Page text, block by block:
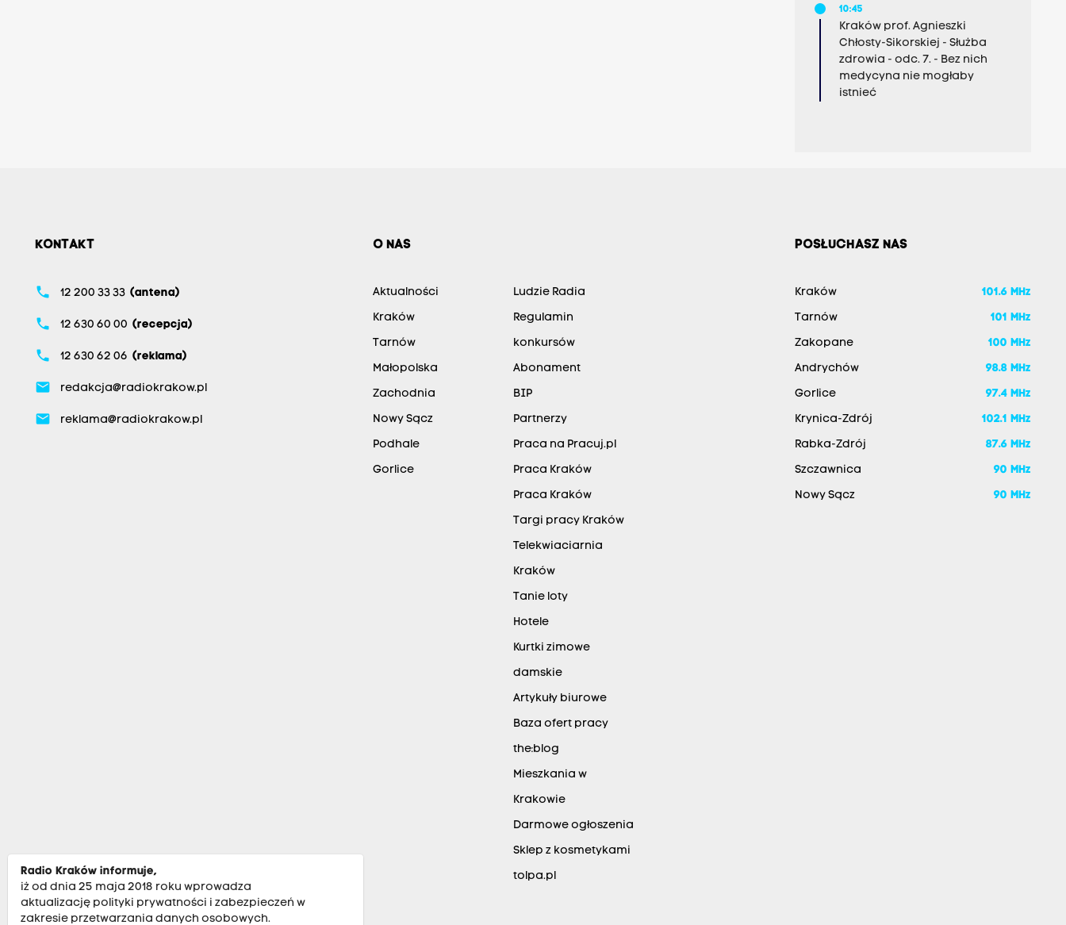
10:45
Kraków prof. Agnieszki
Chłosty-Sikorskiej - Służba
zdrowia - odc. 7. - Bez nich
medycyna nie mogłaby
istnieć
KONTAKT
phone 12 200 33 33 (antena)
phone 12 630 60 00 (recepcja)
phone 12 630 62 06 (reklama)
email redakcja@radiokrakow.pl
email reklama@radiokrakow.pl
O NAS
Aktualności
Kraków
Tarnów
Małopolska
Zachodnia
Nowy Sącz
Podhale
Gorlice
Ludzie Radia
Regulamin
konkursów
Abonament
BIP
Partnerzy
Praca na Pracuj.pl
Praca Kraków
Praca Kraków
Targi pracy Kraków
Telekwiaciarnia
Kraków
Tanie loty
Hotele
Kurtki zimowe
damskie
Artykuły biurowe
Baza ofert pracy
the:blog
Mieszkania w
Krakowie
Darmowe ogłoszenia
Sklep z kosmetykami
tolpa.pl
POSŁUCHASZ NAS
Kraków 101.6 MHz
Tarnów 101 MHz
Zakopane 100 MHz
Andrychów 98.8 MHz
Gorlice 97.4 MHz
Krynica-Zdrój 102.1 MHz
Rabka-Zdrój 87.6 MHz
Szczawnica 90 MHz
Nowy Sącz 90 MHz
Radio Kraków informuje,
iż od dnia 25 maja 2018 roku wprowadza
aktualizację polityki prywatności i zabezpieczeń w
zakresie przetwarzania danych osobowych.